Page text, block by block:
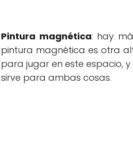
Pintura magnética: hay
pintura magnética es otra
para jugar en este espacio,
sirve para ambas cosas.